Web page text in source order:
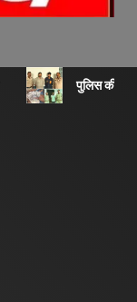
पुलिस की बड़ी